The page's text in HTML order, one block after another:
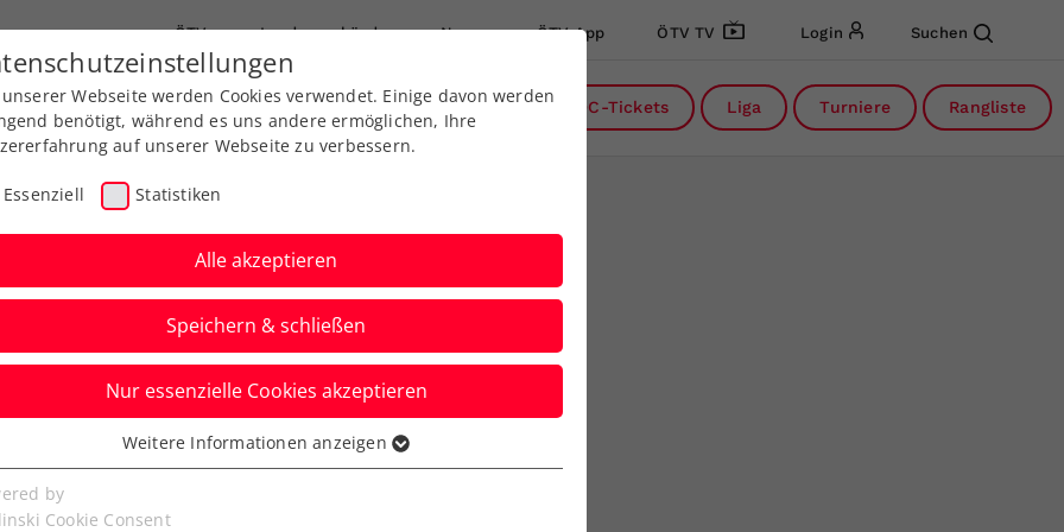
ÖTV Landesverbände News ÖTV App ÖTV TV Login Suchen
Ausbildungen Services Über uns DC-Tickets Liga Turniere Rangliste
Luka: Freitag
Tennis-Europe-
Webseite werden Cookies verwendet. Einige davon werden
benötigt, während es uns andere ermöglichen, Ihre
auf unserer Webseite zu verbessern.
Essenziell Statistiken
Alle akzeptieren
Speichern & schließen
Nur essenzielle Cookies akzeptieren
Cookies werden für grundlegende Funktionen der
benötigt. Dadurch ist gewährleistet, dass die Webseite
Weitere Informationen anzeigen
by
Cookie Consent